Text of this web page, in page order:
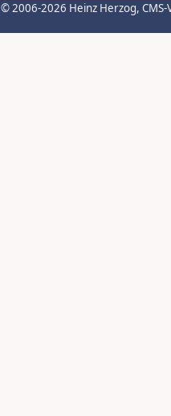
© 2006-2026 Heinz Herzog,